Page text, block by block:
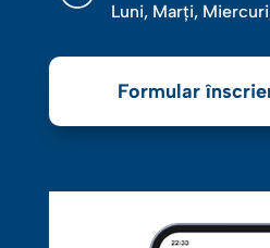
Luni, Marţi,
Formular